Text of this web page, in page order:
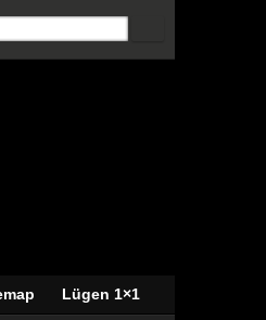
Lügen 1×1